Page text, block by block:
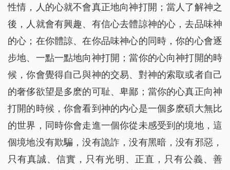
性情，人的心就不會真正地向神打開；當人了解神之
後，人就會有興趣、有信心去體諒神的心，去品味神
的心；在你體諒、在你品味神心的同時，你的心會逐
步地、一點一點地向神打開；當你的心向神打開的時
候，你會覺得自己與神的交易、對神的索取或者自己
的奢侈欲望是多麽的可耻、卑鄙；當你的心真正向神
打開的時候，你會看到神的内心是一個多麽碩大無比
的世界，同時你會走進一個你從未感受到的境地，這
個境地没有欺騙，没有詭詐，没有黑暗，没有邪惡，
只有真誠、信實，只有光明、正直，只有公義、善